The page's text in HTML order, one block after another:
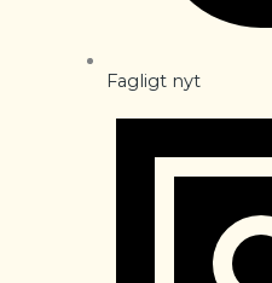
Fagligt nyt